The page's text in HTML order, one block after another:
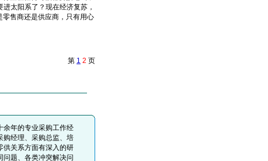
太阳系了？现在经济复苏，
售商还是供应商，只有用心
第 1 2 页
余年的专业采购工作经
购经理、采购总监、培
供关系方面有深入的研
问题、各类冲突解决问